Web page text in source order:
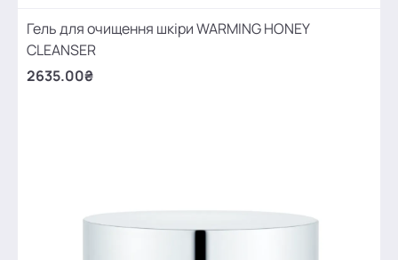
Гель для очищення шкіри WARMING HONEY
CLEANSER
2635.00₴